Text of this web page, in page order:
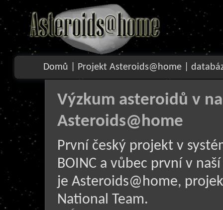
Domů Projekt Asteroids@home |
Výzkum asteroidů v
Asteroids@home
První český projekt v
BOINC a vůbec první v
je Asteroids@home,
National Team.